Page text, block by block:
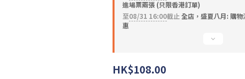
進場票兩張 (只限香港訂單)
至08/31 16:00截止全店，盛夏八月: 購
惠
HK$108.00